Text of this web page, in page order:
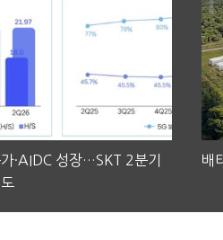
·AIDC 성장…SKT 2분기
배